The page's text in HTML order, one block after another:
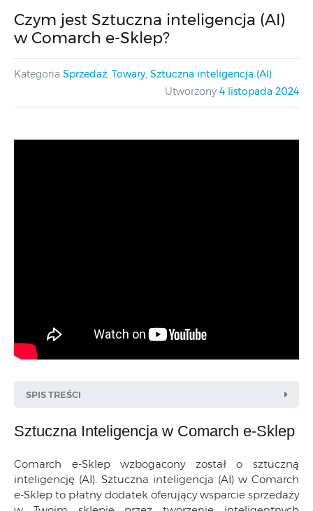
Czym jest Sztuczna inteligencja (AI)
w Comarch e-Sklep?
Kategoria Sprzedaż, Towary, Sztuczna inteligencja (AI)
Utworzony 4 listopada 2024
SPIS TREŚCI
Sztuczna Inteligencja w Comarch e-Sklep
Comarch e-Sklep wzbogacony został o sztuczną
inteligencję (AI). Sztuczna inteligencja (AI) w Comarch
e-Sklep to płatny dodatek oferujący wsparcie sprzedaży